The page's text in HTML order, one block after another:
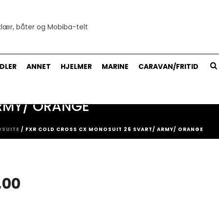
ANNET HJELMER MARINE CARAVAN/FRITID
ORANGE
/ FXR COLD CROSS CX MONOSUIT 26 SVART/ ARMY/ ORANGE
Prisområde: